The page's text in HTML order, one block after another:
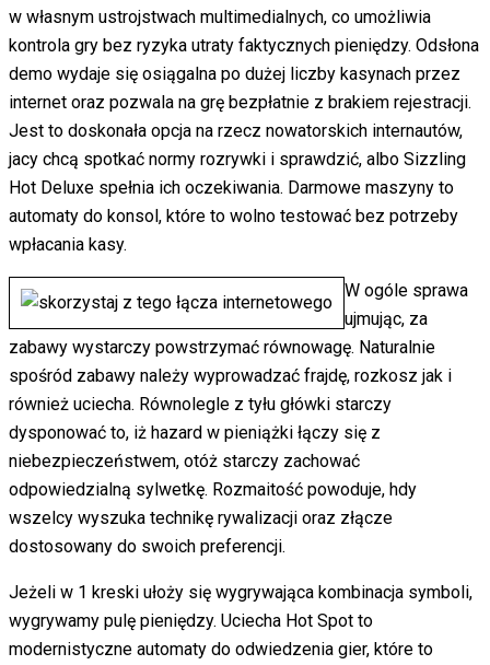
w własnym ustrojstwach multimedialnych, co umożliwia
kontrola gry bez ryzyka utraty faktycznych pieniędzy. Odsłona
demo wydaje się osiągalna po dużej liczby kasynach przez
internet oraz pozwala na grę bezpłatnie z brakiem rejestracji.
Jest to doskonała opcja na rzecz nowatorskich internautów,
jacy chcą spotkać normy rozrywki i sprawdzić, albo Sizzling
Hot Deluxe spełnia ich oczekiwania. Darmowe maszyny to
automaty do konsol, które to wolno testować bez potrzeby
wpłacania kasy.
W ogóle sprawa
ujmując, za
zabawy wystarczy powstrzymać równowagę. Naturalnie
spośród zabawy należy wyprowadzać frajdę, rozkosz jak i
również uciecha. Równolegle z tyłu główki starczy
dysponować to, iż hazard w pieniążki łączy się z
niebezpieczeństwem, otóż starczy zachować
odpowiedzialną sylwetkę. Rozmaitość powoduje, hdy
wszelcy wyszuka technikę rywalizacji oraz złącze
dostosowany do swoich preferencji.
Jeżeli w 1 kreski ułoży się wygrywająca kombinacja symboli,
wygrywamy pulę pieniędzy. Uciecha Hot Spot to
modernistyczne automaty do odwiedzenia gier, które to